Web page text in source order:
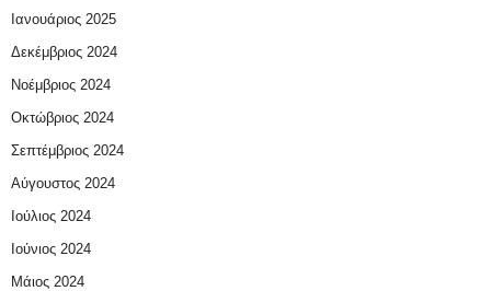
Ιανουάριος 2025
Δεκέμβριος 2024
Νοέμβριος 2024
Οκτώβριος 2024
Σεπτέμβριος 2024
Αύγουστος 2024
Ιούλιος 2024
Ιούνιος 2024
Μάιος 2024